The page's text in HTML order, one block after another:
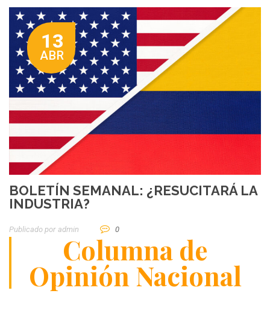
13
ABR
BOLETÍN SEMANAL: ¿RESUCITARÁ LA
INDUSTRIA?
Publicado por Admin 0
Columna de
Opinión Nacional